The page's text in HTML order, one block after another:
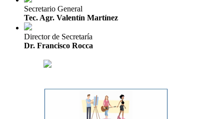
Secretario General
Tec. Agr. Valentín Martínez
Director de Secretaría
Dr. Francisco Rocca